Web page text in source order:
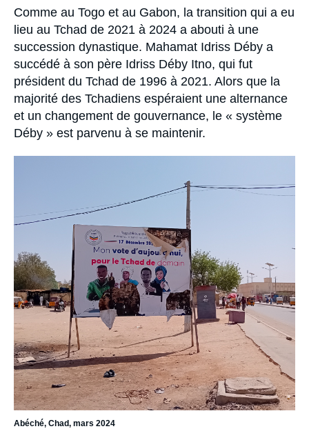
Accroche
Comme au Togo et au Gabon, la transition qui a eu
lieu au Tchad de 2021 à 2024 a abouti à une
succession dynastique. Mahamat Idriss Déby a
succédé à son père Idriss Déby Itno, qui fut
président du Tchad de 1996 à 2021. Alors que la
majorité des Tchadiens espéraient une alternance
et un changement de gouvernance, le « système
Déby » est parvenu à se maintenir.
Abéché, Chad, mars 2024